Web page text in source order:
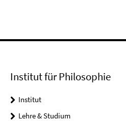
Institut für Philosophie
Institut
Lehre & Studium